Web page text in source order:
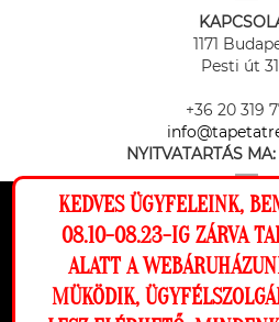
Ez a weboldal cookie-kat
lehető legjobb élményt
Beállítások
1171
Pesti út
+36 20 319
NYITVATARTÁS MA:
Az online fizetést a Barion Payment
száma: H-EN-I-
KEDVES ÜGYFELEINK,
08.10-08.23-IG ZÁRVA
ALATT A
MÜKÖDIK,